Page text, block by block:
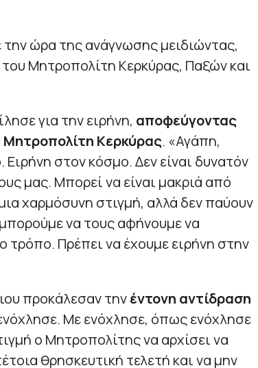
ώρα της ανάγνωσης μειδιώντας,
Μητροπολίτη Κερκύρας, Παξών και
για την ειρήνη, αποφεύγοντας
Μητροπολίτη Κερκύρας. «Αγάπη,
στον κόσμο. Δεν είναι δυνατόν
μας. Μπορεί να είναι μακριά από
χαρμόσυνη στιγμή, αλλά δεν παύουν
να τους αφήνουμε να
Πρέπει να έχουμε ειρήνη στην
προκάλεσαν τηνέντονη αντίδραση
Με ενόχλησε, όπως ενόχλησε
ο Μητροπολίτης να αρχίσει να
θρησκευτική τελετή και να μην